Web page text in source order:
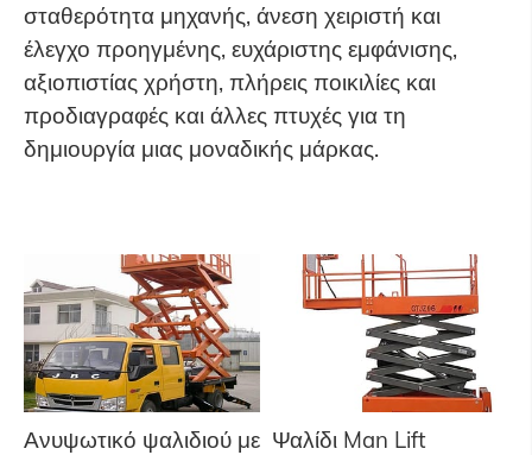
σταθερότητα μηχανής, άνεση χειριστή και
έλεγχο προηγμένης, ευχάριστης εμφάνισης,
αξιοπιστίας χρήστη, πλήρεις ποικιλίες και
προδιαγραφές και άλλες πτυχές για τη
δημιουργία μιας μοναδικής μάρκας.
Ανυψωτικό ψαλιδιού με Ψαλίδι Man Lift